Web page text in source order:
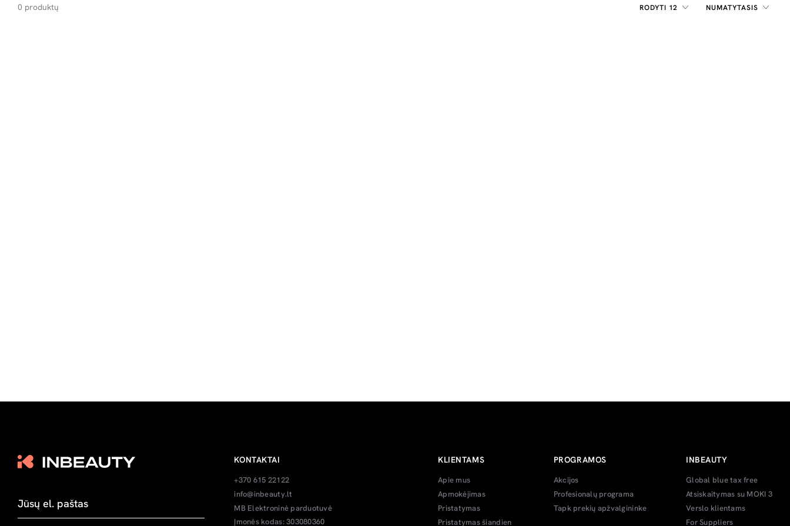
RODYTI 12 NUMATYTASIS
0 produktų
KONTAKTAI
+370 615 22122
info@inbeauty.lt
MB Elektroninė parduotuvė
Įmonės kodas: 303080360
KLIENTAMS
Apie mus
Apmokėjimas
Pristatymas
Pristatymas šiandien
PROGRAMOS
Akcijos
Profesionalų programa
Tapk prekių apžvalgininke
INBEAUTY
Global blue tax free
Atsiskaitymas su MOKI 3
Verslo klientams
For Suppliers